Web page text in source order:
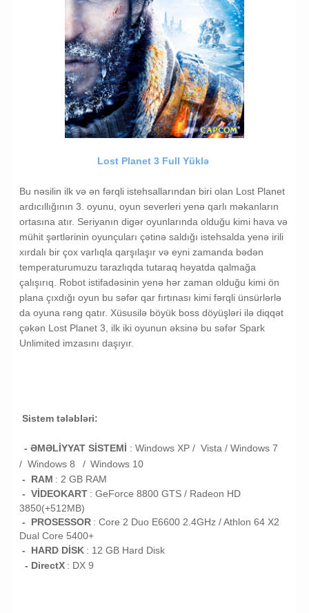
Lost Planet 3 Full Yüklə
Bu nəsilin ilk və ən fərqli istehsallarından biri olan Lost Planet
ardıcıllığının 3. oyunu, oyun severleri yenə qarlı məkanların
ortasına atır. Seriyanın digər oyunlarında olduğu kimi hava və
mühit şərtlərinin oyunçuları çətinə saldığı istehsalda yenə irili
xırdalı bir çox varlıqla qarşılaşır və eyni zamanda bədən
temperaturumuzu tarazlıqda tutaraq həyatda qalmağa
çalışırıq. Robot istifadəsinin yenə hər zaman olduğu kimi ön
plana çıxdığı oyun bu səfər qar fırtınası kimi fərqli ünsürlərlə
da oyuna rəng qatır. Xüsusilə böyük boss döyüşləri ilə diqqət
çəkən Lost Planet 3, ilk iki oyunun əksinə bu səfər Spark
Unlimited imzasını daşıyır.
Sistem tələbləri:
- ƏMƏLİYYAT SİSTEMİ : Windows XP / Vista / Windows 7
/ Windows 8 / Windows 10
- RAM : 2 GB RAM
- VİDEOKART : GeForce 8800 GTS / Radeon HD
3850(+512MB)
- PROSESSOR : Core 2 Duo E6600 2.4GHz / Athlon 64 X2
Dual Core 5400+
- HARD DİSK : 12 GB Hard Disk
- DirectX : DX 9